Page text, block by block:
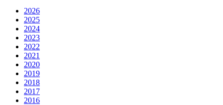
2026
2025
2024
2023
2022
2021
2020
2019
2018
2017
2016